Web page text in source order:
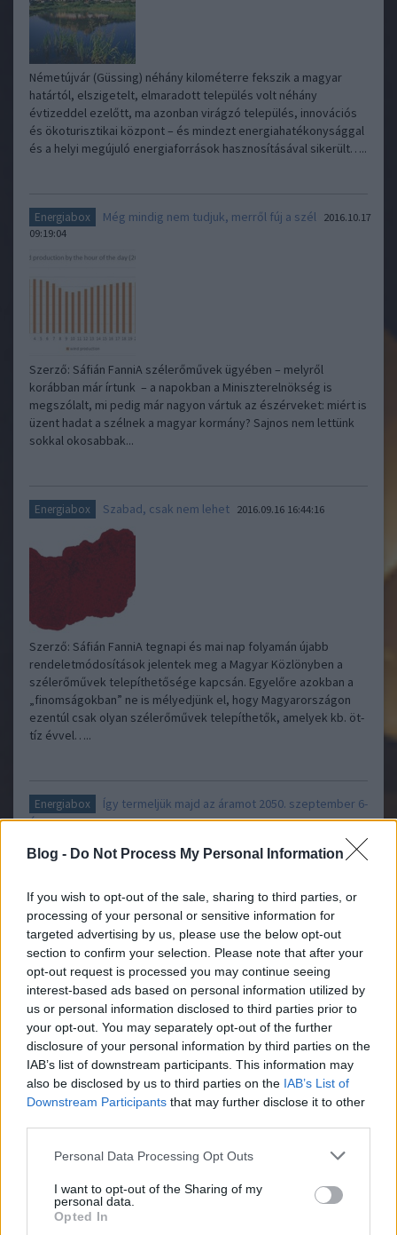
Blog - Do Not Process My Personal Information
If you wish to opt-out of the sale, sharing to third parties, or
processing of your personal or sensitive information for
targeted advertising by us, please use the below opt-out
section to confirm your selection. Please note that after your
opt-out request is processed you may continue seeing
interest-based ads based on personal information utilized by
us or personal information disclosed to third parties prior to
your opt-out. You may separately opt-out of the further
disclosure of your personal information by third parties on the
IAB’s list of downstream participants. This information may
also be disclosed by us to third parties on the IAB’s List of
Downstream Participants that may further disclose it to other
Please note that this website/app uses one or more Google
not limited to your visit or usage behaviour. You may click to
grant or deny consent to Google and its third-party tags to
use your data for below specified purposes in below Google
Personal Data Processing Opt Outs
I want to opt-out of the Sharing of my
personal data.
Opted In
Németújvár (Güssing) néhány kilométerre fekszik a magyar
határtól, elszigetelt, elmaradott település volt néhány
évtizeddel ezelőtt, ma azonban virágzó település, innovációs
és ökoturisztikai központ – és mindezt energiahatékonysággal
és a helyi megújuló energiaforrások hasznosításával sikerült…..
Energiabox Még mindig nem tudjuk, merről fúj a szél 2016.10.17
09:19:04
Szerző: Sáfián FanniA szélerőművek ügyében – melyről
korábban már írtunk – a napokban a Miniszterelnökség is
megszólalt, mi pedig már nagyon vártuk az észérveket: miért is
üzent hadat a szélnek a magyar kormány? Sajnos nem lettünk
sokkal okosabbak...
Energiabox Szabad, csak nem lehet 2016.09.16 16:44:16
Szerző: Sáfián FanniA tegnapi és mai nap folyamán újabb
rendeletmódosítások jelentek meg a Magyar Közlönyben a
szélerőművek telepíthetősége kapcsán. Egyelőre azokban a
„finomságokban” ne is mélyedjünk el, hogy Magyarországon
ezentúl csak olyan szélerőművek telepíthetők, amelyek kb. öt-
tíz évvel…..
Energiabox
Így termeljük majd az áramot 2050. szeptember 6-
án 2016.09.06 13:22:29
Szerző: Sáfián FanniMilyen erőművek működnek majd 2050-ben
Magyarországon? Még mindig fogunk akkor használni szenet,
olajat, földgázt? És mi lesz a helyzet a megújulókkal? Az
Energiaklub a német Wuppertal Instituttal közösen készítette el
Magyarország energiarendszerének jövőbeli modelljeit 2050-re.
…..
energiaforradalmat csinálni. Henrik Lund: Renewable Energy
Systems könyvismertető 2016.04.15 13:47:42